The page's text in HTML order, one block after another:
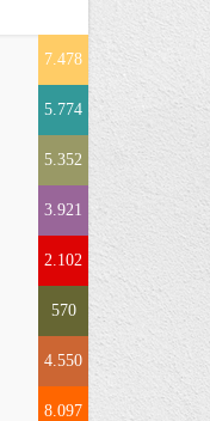
7.478
5.774
5.352
3.921
2.102
570
4.550
8.097